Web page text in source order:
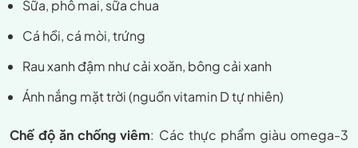
Sữa, phô mai, sữa chua
Cá hồi, cá mòi, trứng
Rau xanh đậm như cải xoăn, bông cải xanh
Ánh nắng mặt trời (nguồn vitamin D tự nhiên)
Chế độ ăn chống viêm: Các thực phẩm giàu omega-3